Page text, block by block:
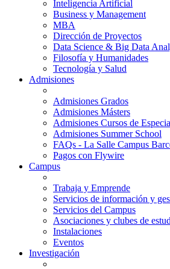
Inteligencia Artificial
Business y Management
MBA
Dirección de Proyectos
Data Science & Big Data
Filosofía y Humanidades
Tecnología y Salud
Admisiones
Admisiones Grados
Admisiones Másters
Admisiones Cursos de
Admisiones Summer School
FAQs - La Salle Campus
Pagos con Flywire
Campus
Trabaja y Emprende
Servicios de información y
Servicios del Campus
Asociaciones y clubes de
Instalaciones
Eventos
Investigación